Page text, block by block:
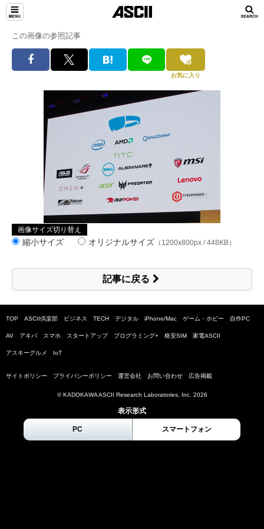
この画像の参照記事
お気に入り
画像サイズ切り替え
縮小サイズ オリジナルサイズ （1200x800px / 448KB）
記事に戻る
TOP ASCII倶楽部 ビジネス TECH デジタル iPhone/Mac ゲーム・ホビー 自作PC
AV アキバ スマホ スタートアップ プログラミング+ 格安SIM 家電ASCII
アスキーグルメ IoT
サイトポリシー プライバシーポリシー 運営会社 お問い合わせ 広告掲載
© KADOKAWA ASCII Research Laboratories, Inc. 2026
表示形式
PC スマートフォン